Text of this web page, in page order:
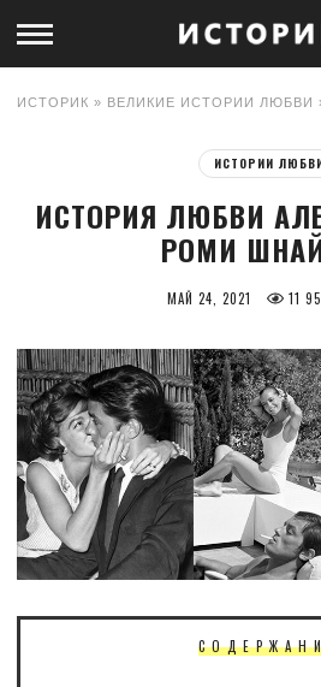
ИСТОРИК » ВЕЛИКИЕ ИСТОРИИ ЛЮБВИ
ИСТОРИИ
ИСТОРИЯ ЛЮБВИ
РОМИ
МАЙ 24, 2021 11